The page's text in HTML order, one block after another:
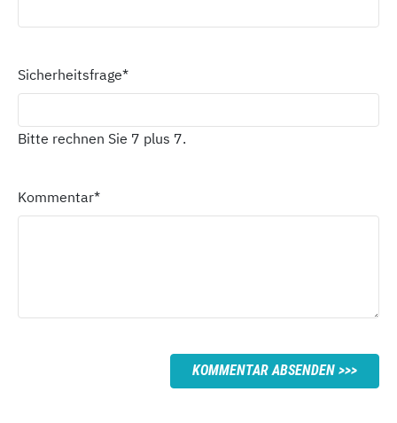
Sicherheitsfrage*
Bitte rechnen Sie 7 plus 7.
Kommentar*
KOMMENTAR ABSENDEN